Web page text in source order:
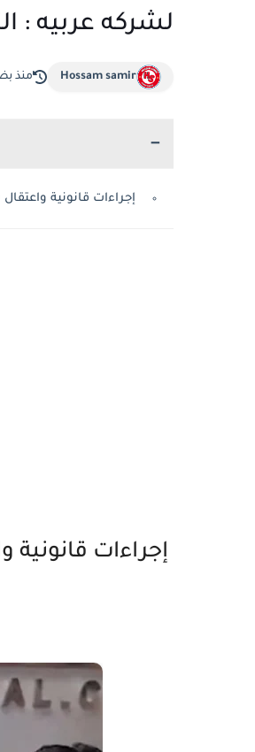
لشركه عربيه :
Hossam samir منذ
إجراءات قانونية
إجراءات